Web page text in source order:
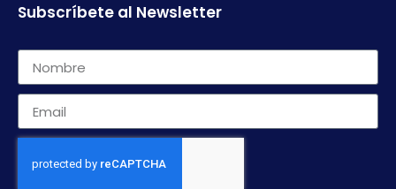
Subscríbete al Newsletter